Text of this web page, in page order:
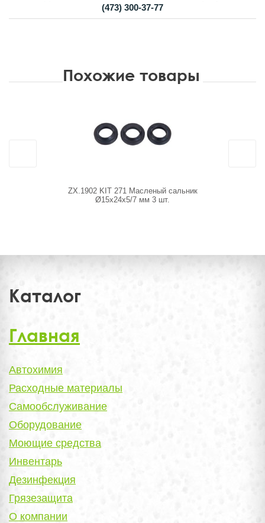
(473) 300-37-77
Похожие товары
ZX.1902 KIT 271 Масленый сальник
Ø15x24x5/7 мм 3 шт.
Каталог
Главная
Автохимия
Расходные материалы
Самообслуживание
Оборудование
Моющие средства
Инвентарь
Дезинфекция
Грязезащита
О компании